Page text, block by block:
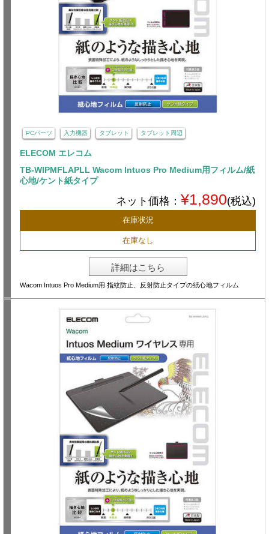
PCパーツ 入力機器 タブレット タブレット周辺
ELECOM エレコム
TB-WIPMFLAPLL Wacom Intuos Pro Medium用フィルム/紙
心地/ケント紙タイプ
ネット価格： ¥1,890(税込)
在庫状況
在庫なし
詳細はこちら
Wacom Intuos Pro Medium用 指紋防止、反射防止タイプの紙心地フィルム